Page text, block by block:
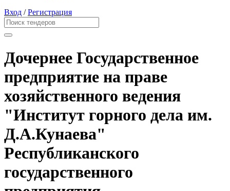
Вход /Регистрация
Дочернее Государственное
предприятие на праве
хозяйственного ведения
"Институт горного дела им.
Д.А.Кунаева"
Республиканского
государственного